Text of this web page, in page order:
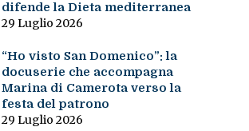
difende la Dieta mediterranea
29 Luglio 2026
“Ho visto San Domenico”: la
docuserie che accompagna
Marina di Camerota verso la
festa del patrono
29 Luglio 2026